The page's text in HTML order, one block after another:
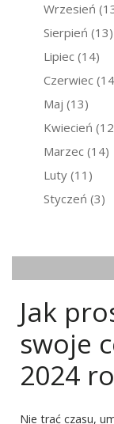
Wrzesień
Sierpień (13)
Lipiec (14)
Czerwiec
Maj (13)
Kwiecień
Marzec (14)
Luty (11)
Styczeń (3)
Jak
swoje
2024
Nie trać czasu,